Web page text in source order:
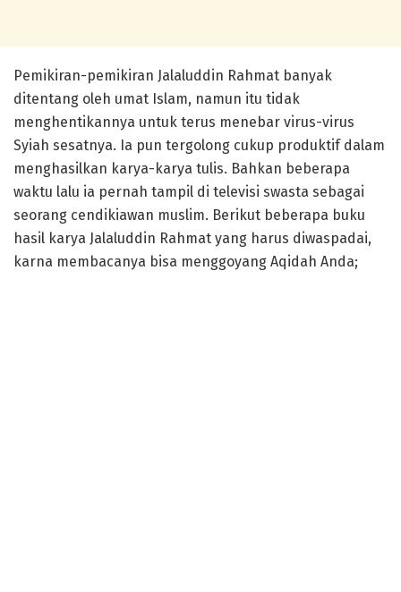
Pemikiran-pemikiran Jalaluddin Rahmat banyak
ditentang oleh umat Islam, namun itu tidak
menghentikannya untuk terus menebar virus-virus
Syiah sesatnya. Ia pun tergolong cukup produktif dalam
menghasilkan karya-karya tulis. Bahkan beberapa
waktu lalu ia pernah tampil di televisi swasta sebagai
seorang cendikiawan muslim. Berikut beberapa buku
hasil karya Jalaluddin Rahmat yang harus diwaspadai,
karna membacanya bisa menggoyang Aqidah Anda;